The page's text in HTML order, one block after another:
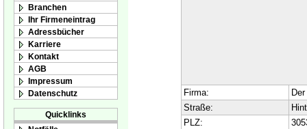
Branchen
Ihr Firmeneintrag
Adressbücher
Karriere
Kontakt
AGB
Impressum
Datenschutz
Quicklinks
Firma:
Straße:
PLZ: